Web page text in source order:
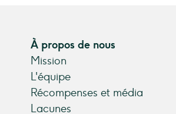
À propos de nous
Mission
L'équipe
Récompenses et média
Lacunes